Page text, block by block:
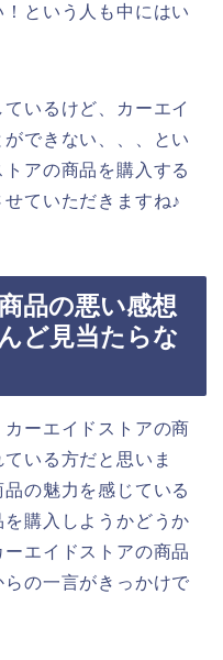
という人も中にはい
いるけど、カーエイ
できない、、、とい
アの商品を購入する
ていただきますね♪
品の悪い感想
ど見当たらな
ーエイドストアの商
いる方だと思いま
の魅力を感じている
購入しようかどうか
エイドストアの商品
の一言がきっかけで